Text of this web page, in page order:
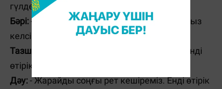
гүлдендіретін болады.
Бәрі:- Рахмет сізге, Екінші ұстаз! Айтқаныңыз
келсін!
Тазша бала:
- Бәрің де кешіріңдерші мені. Енді
өтірік айтпаймын.
Дәу:- Жарайды соңғы рет кешіреміз. Енді өтірік